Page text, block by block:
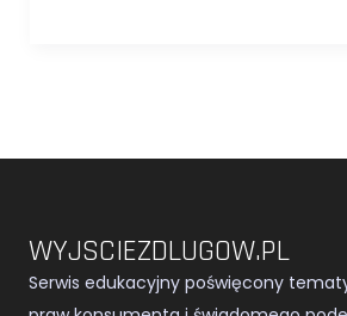
WYJSCIEZDLUGOW.PL
Serwis edukacyjny poświęcony